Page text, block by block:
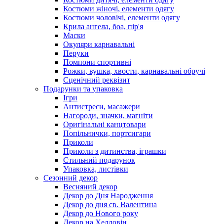
Костюми жіночі, елементи одягу
Костюми чоловічі, елементи одягу
Крила ангела, боа, пір'я
Маски
Окуляри карнавальні
Перуки
Помпони спортивні
Рожки, вушка, хвости, карнавальні обручі
Сценічний реквізит
Подарунки та упаковка
Ігри
Антистреси, масажери
Нагороди, значки, магніти
Оригінальні канцтовари
Попільнички, портсигари
Приколи
Приколи з дитинства, іграшки
Стильний подарунок
Упаковка, листівки
Сезонний декор
Весняний декор
Декор до Дня Народження
Декор до дня св. Валентина
Декор до Нового року
Декор на Хелловін